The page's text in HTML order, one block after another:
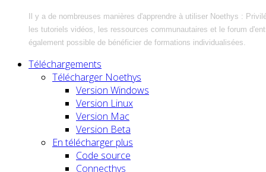
Il y a de nombreuses manières d'apprendre à utiliser Noethys :
les tutoriels vidéos, les ressources communautaires et le forum
également possible de bénéficier de formations individualisées.
Téléchargements
Télécharger Noethys
Version Windows
Version Linux
Version Mac
Version Beta
En télécharger plus
Code source
Connecthys